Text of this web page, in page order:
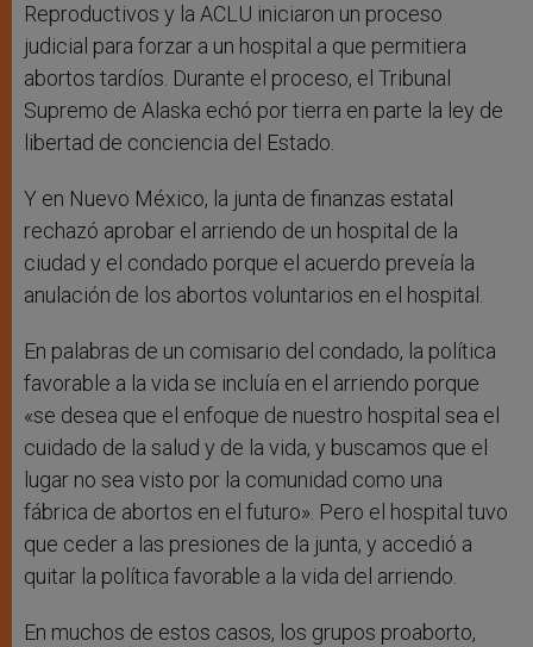
Reproductivos y la ACLU iniciaron un proceso
judicial para forzar a un hospital a que permitiera
abortos tardíos. Durante el proceso, el Tribunal
Supremo de Alaska echó por tierra en parte la ley de
libertad de conciencia del Estado.
Y en Nuevo México, la junta de finanzas estatal
rechazó aprobar el arriendo de un hospital de la
ciudad y el condado porque el acuerdo preveía la
anulación de los abortos voluntarios en el hospital.
En palabras de un comisario del condado, la política
favorable a la vida se incluía en el arriendo porque
«se desea que el enfoque de nuestro hospital sea el
cuidado de la salud y de la vida, y buscamos que el
lugar no sea visto por la comunidad como una
fábrica de abortos en el futuro». Pero el hospital tuvo
que ceder a las presiones de la junta, y accedió a
quitar la política favorable a la vida del arriendo.
En muchos de estos casos, los grupos proaborto,